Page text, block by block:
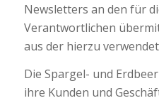
Newsletters an den für
Verantwortlichen
aus der hierzu
Die Spargel- und
ihre Kunden und